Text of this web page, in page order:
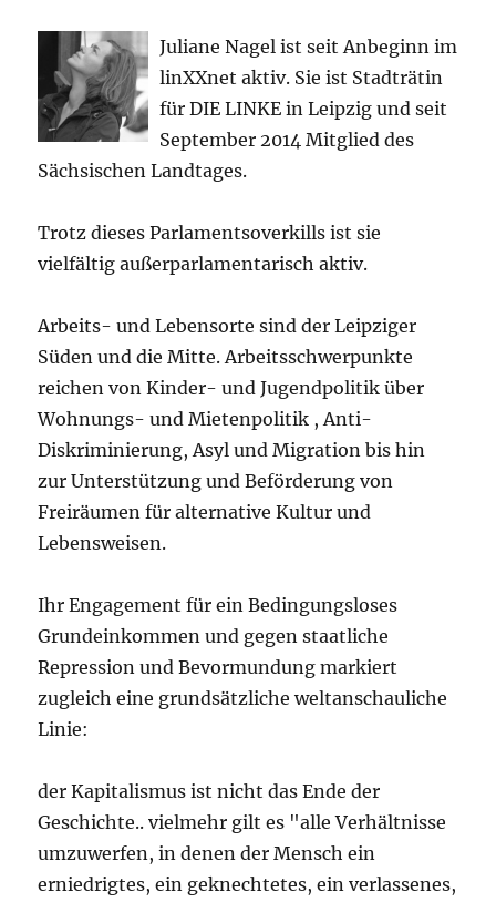
Juliane Nagel ist seit Anbeginn im
linXXnet aktiv. Sie ist Stadträtin
für DIE LINKE in Leipzig und seit
September 2014 Mitglied des
Sächsischen Landtages.
Trotz dieses Parlamentsoverkills ist sie
vielfältig außerparlamentarisch aktiv.
Arbeits- und Lebensorte sind der Leipziger
Süden und die Mitte. Arbeitsschwerpunkte
reichen von Kinder- und Jugendpolitik über
Wohnungs- und Mietenpolitik , Anti-
Diskriminierung, Asyl und Migration bis hin
zur Unterstützung und Beförderung von
Freiräumen für alternative Kultur und
Lebensweisen.
Ihr Engagement für ein Bedingungsloses
Grundeinkommen und gegen staatliche
Repression und Bevormundung markiert
zugleich eine grundsätzliche weltanschauliche
Linie:
der Kapitalismus ist nicht das Ende der
Geschichte.. vielmehr gilt es "alle Verhältnisse
umzuwerfen, in denen der Mensch ein
erniedrigtes, ein geknechtetes, ein verlassenes,